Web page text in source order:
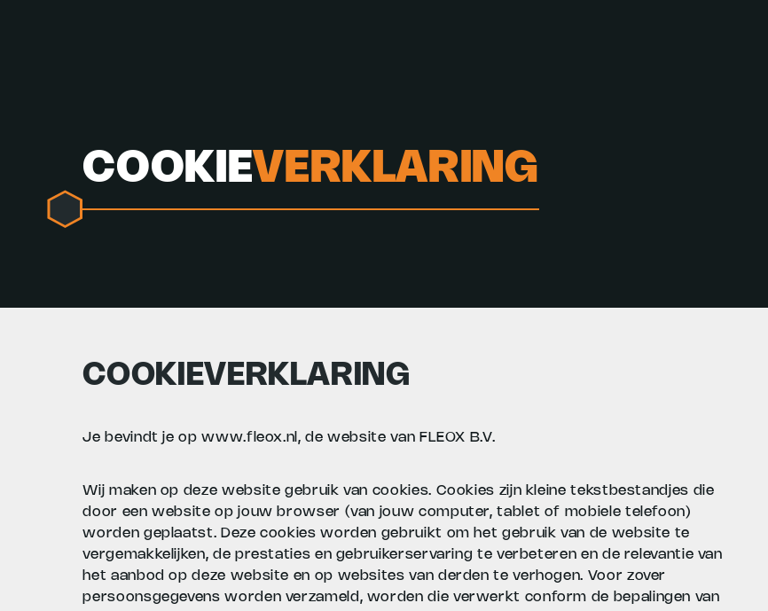
COOKIEVERKLARING
COOKIEVERKLARING
Je bevindt je op www.fleox.nl, de website van FLEOX B.V.
Wij maken op deze website gebruik van cookies. Cookies zijn kleine tekstbestandjes die
door een website op jouw browser (van jouw computer, tablet of mobiele telefoon)
worden geplaatst. Deze cookies worden gebruikt om het gebruik van de website te
vergemakkelijken, de prestaties en gebruikerservaring te verbeteren en de relevantie van
het aanbod op deze website en op websites van derden te verhogen. Voor zover
persoonsgegevens worden verzameld, worden die verwerkt conform de bepalingen van